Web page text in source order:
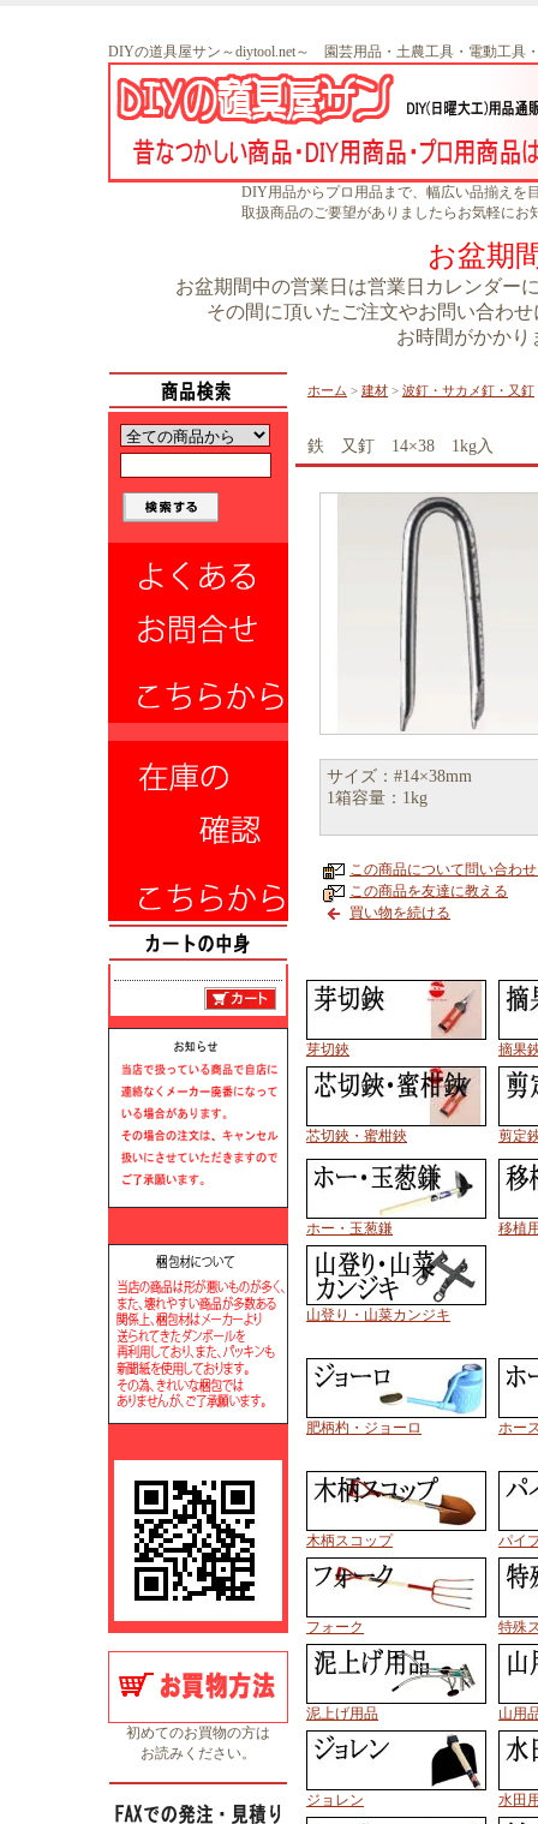
DIYの道具屋サン～diytool.net～ 園芸用品・土農工具・電動工具
DIY用品からプロ用品まで、幅広い品揃えを
取扱商品のご要望がありましたらお気軽にお
お盆期
お盆期間中の営業日は営業日カレンダー
その間に頂いたご注文やお問い合わ
お時間がかかり
初めてのお買物の方は
お読みください。
ホーム > 建材 > 波釘・サカメ釘・又釘
鉄 又釘 14×38 1kg入
サイズ：#14×38mm
1箱容量：1kg
この商品について問い合わ
この商品を友達に教える
買い物を続ける
芽切鋏 摘果
芯切鋏・蜜柑鋏 剪定
ホー・玉葱鎌 移植
山登り・山菜カンジキ
肥柄杓・ジョーロ ホー
木柄スコップ パイ
フォーク 特殊
泥上げ用品 山用
ジョレン 水田